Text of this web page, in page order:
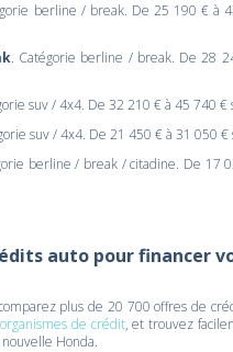
berline / break. De 25 190 € à
. Catégorie berline / break. De 28
suv / 4x4. De 32 210 € à 45 740 €
suv / 4x4. De 21 450 € à 31 050 €
berline / break / citadine. De 17
auto pour financer
plus de 20 700 offres de
organismes de crédit, et trouvez
Honda.